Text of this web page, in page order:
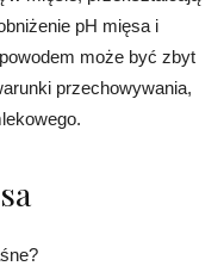
pH mięsa i
może być zbyt
przechowywania,